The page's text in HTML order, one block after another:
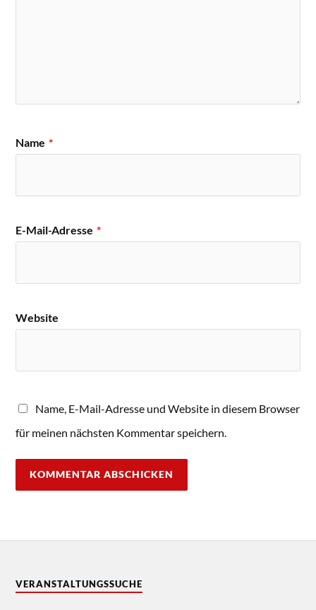
Name *
E-Mail-Adresse *
Website
Name, E-Mail-Adresse und Website in diesem Browser
für meinen nächsten Kommentar speichern.
VERANSTALTUNGSSUCHE